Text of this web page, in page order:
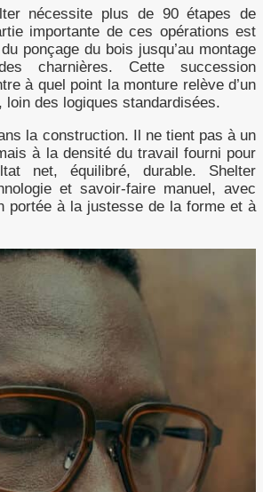
nécessite plus de 90 étapes de
importante de ces opérations est
ponçage du bois jusqu’au montage
charnières. Cette succession
à quel point la monture relève d’un
des logiques standardisées.
la construction. Il ne tient pas à un
à la densité du travail fourni pour
net, équilibré, durable. Shelter
et savoir-faire manuel, avec
portée à la justesse de la forme et à